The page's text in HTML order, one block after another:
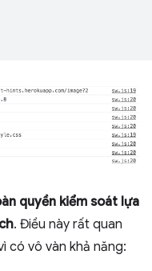
quyền kiểm soát lựa
. Điều này rất quan
có vô vàn khả năng: